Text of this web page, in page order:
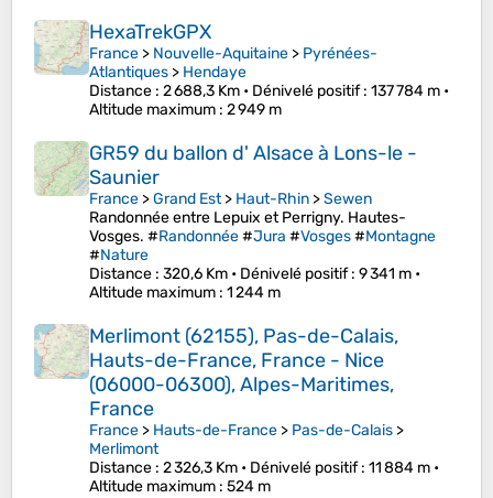
HexaTrekGPX
France > Nouvelle-Aquitaine > Pyrénées-
Atlantiques > Hendaye
Distance : 2 688,3 Km • Dénivelé positif: 137 784 m •
Altitude maximum : 2 949 m
GR59 du ballon d' Alsace à Lons-le -
Saunier
France >Grand Est> Haut-Rhin >Sewen
Randonnée entre Lepuix et Perrigny. Hautes-
Vosges. #Randonnée#Jura #Vosges#Montagne
#Nature
Distance : 320,6 Km • Dénivelé positif: 9 341 m •
Altitude maximum : 1 244 m
Merlimont (62155), Pas-de-Calais,
Hauts-de-France, France - Nice
(06000-06300), Alpes-Maritimes,
France
France > Hauts-de-France > Pas-de-Calais >
Merlimont
Distance : 2 326,3 Km • Dénivelé positif: 11 884 m •
Altitude maximum : 524 m